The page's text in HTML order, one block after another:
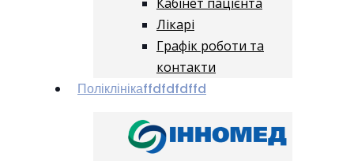
Лікарі
Графік роботи та
контакти
Поліклінікаffdfdfdffd